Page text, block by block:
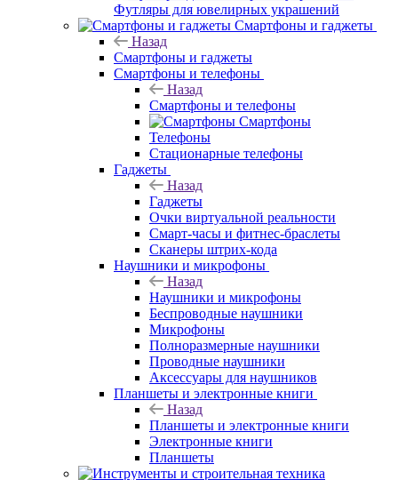
Футляры для ювелирных украшений
Смартфоны и гаджеты
Назад
Смартфоны и гаджеты
Смартфоны и телефоны
Назад
Смартфоны и телефоны
Смартфоны
Телефоны
Стационарные телефоны
Гаджеты
Назад
Гаджеты
Очки виртуальной реальности
Смарт-часы и фитнес-браслеты
Сканеры штрих-кода
Наушники и микрофоны
Назад
Наушники и микрофоны
Беспроводные наушники
Микрофоны
Полноразмерные наушники
Проводные наушники
Аксессуары для наушников
Планшеты и электронные книги
Назад
Планшеты и электронные книги
Электронные книги
Планшеты